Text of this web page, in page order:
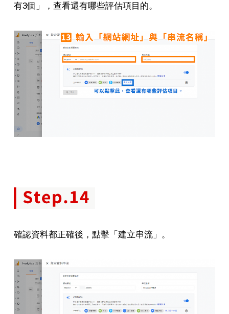
有3個」，查看還有哪些評估項目的。
確認資料都正確後，點擊「建立串流」。